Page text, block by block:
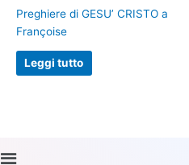
Preghiere di GESU’ CRISTO a
Françoise
Leggi tutto
Menu